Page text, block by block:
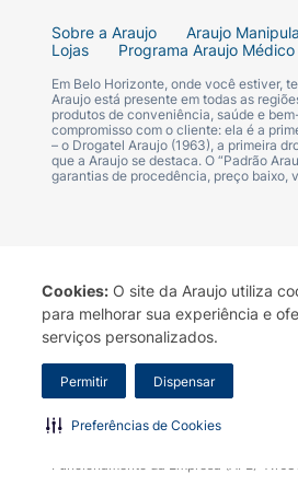
Cookies: O site da Araujo utiliza
para melhorar sua experiência e
serviços personalizados.
Permitir Dispensar
Preferências de Cookies
Sobre a Araujo Araujo
Lojas
Programa Araujo Médico
Em Belo Horizonte, onde você estiver,
Araujo está presente em todas as
produtos de conveniência, saúde e
compromisso com o cliente: ela é a
– o Drogatel Araujo (1963), a primeira
que a Araujo se destaca. O “Padrão
garantias de procedência, preço baixo,
Termo de Uso Portal da Privacidade
A Drogaria Araujo S/A informa que o
marca. Para sua segurança
Araujo S.A. Em caso de dúvidas,
Razão Social: Drogaria Araujo S.A |
0300.313.1010 e (31) 3270-5000
10.965 | Yasmin Silva Alvarenga –
Funcionamento da Empresa (AFE):